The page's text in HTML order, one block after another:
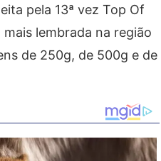
pela 13ª vez Top Of
lembrada na região
de 250g, de 500g e de